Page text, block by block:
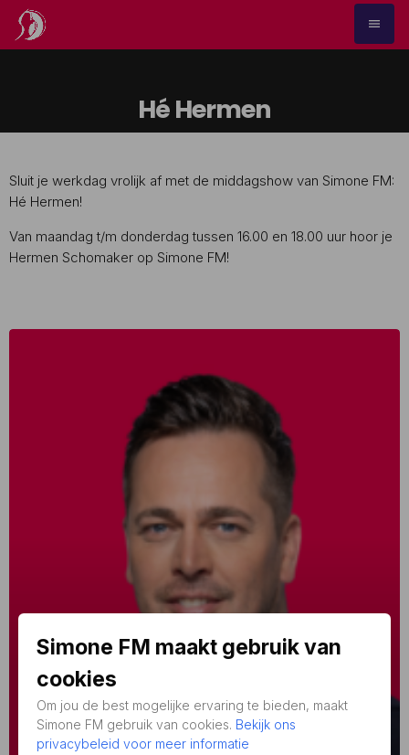
menu
Hé Hermen
Sluit je werkdag vrolijk af met de middagshow van Simone FM:
Hé Hermen!
Van maandag t/m donderdag tussen 16.00 en 18.00 uur hoor je
Hermen Schomaker op Simone FM!
Simone FM maakt gebruik van
cookies
Om jou de best mogelijke ervaring te bieden, maakt
Simone FM gebruik van cookies. Bekijk ons
privacybeleid voor meer informatie